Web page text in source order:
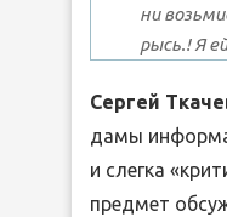
ни
рысь.! Я
Сергей
дамы
и слегка
предмет